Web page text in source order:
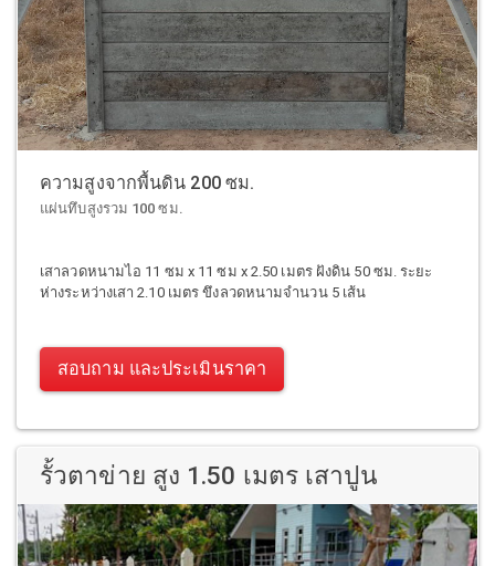
ความสูงจากพื้นดิน 200 ซม.
แผ่นทึบสูงรวม 100 ซม.
เสาลวดหนามไอ 11 ซม x 11 ซม x 2.50 เมตร ฝังดิน 50 ซม. ระยะ
ห่างระหว่างเสา 2.10 เมตร ขึงลวดหนามจำนวน 5 เส้น
สอบถาม และประเมินราคา
รั้วตาข่าย สูง 1.50 เมตร เสาปูน